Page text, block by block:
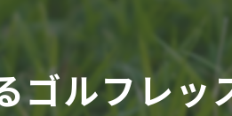
練習場
ウテミル 浦安駅
市原インドアゴ
ゴルフレ